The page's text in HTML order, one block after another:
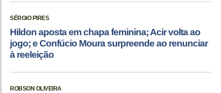
SÉRGIO PIRES
Hildon aposta em chapa feminina; Acir volta ao
jogo; e Confúcio Moura surpreende ao renunciar
à reeleição
ROBSON OLIVEIRA